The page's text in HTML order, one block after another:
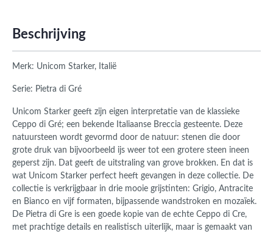
Beschrijving
Merk: Unicom Starker, Italië
Serie: Pietra di Gré
Unicom Starker geeft zijn eigen interpretatie van de klassieke
Ceppo di Gré; een bekende Italiaanse Breccia gesteente. Deze
natuursteen wordt gevormd door de natuur: stenen die door
grote druk van bijvoorbeeld ijs weer tot een grotere steen ineen
geperst zijn. Dat geeft de uitstraling van grove brokken. En dat is
wat Unicom Starker perfect heeft gevangen in deze collectie. De
collectie is verkrijgbaar in drie mooie grijstinten: Grigio, Antracite
en Bianco en vijf formaten, bijpassende wandstroken en mozaïek.
De Pietra di Gre is een goede kopie van de echte Ceppo di Cre,
met prachtige details en realistisch uiterlijk, maar is gemaakt van